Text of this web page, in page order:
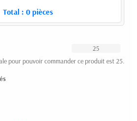
Total : 0pièces
pour pouvoir commander ce produit est 25.